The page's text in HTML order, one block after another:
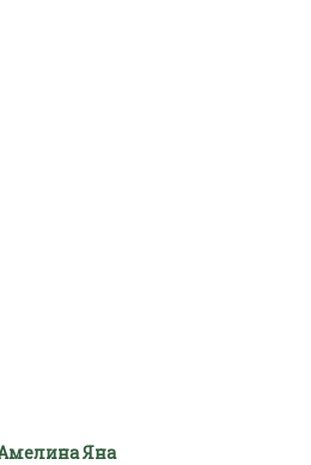
Яна